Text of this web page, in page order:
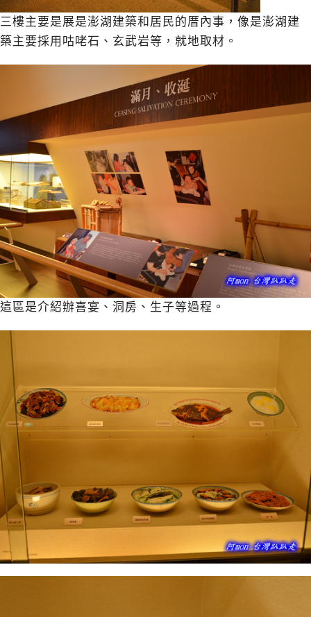
三樓主要是展是澎湖建築和居民的厝內事，像是澎湖建
築主要採用咕咾石、玄武岩等，就地取材。
這區是介紹辦喜宴、洞房、生子等過程。